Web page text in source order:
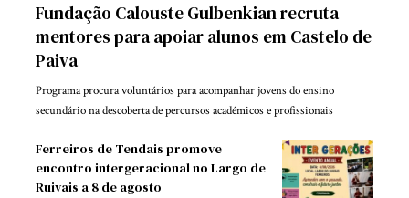
Fundação Calouste Gulbenkian recruta
mentores para apoiar alunos em Castelo de
Paiva
Programa procura voluntários para acompanhar jovens do ensino
secundário na descoberta de percursos académicos e profissionais
Ferreiros de Tendais promove
encontro intergeracional no Largo de
Ruivais a 8 de agosto